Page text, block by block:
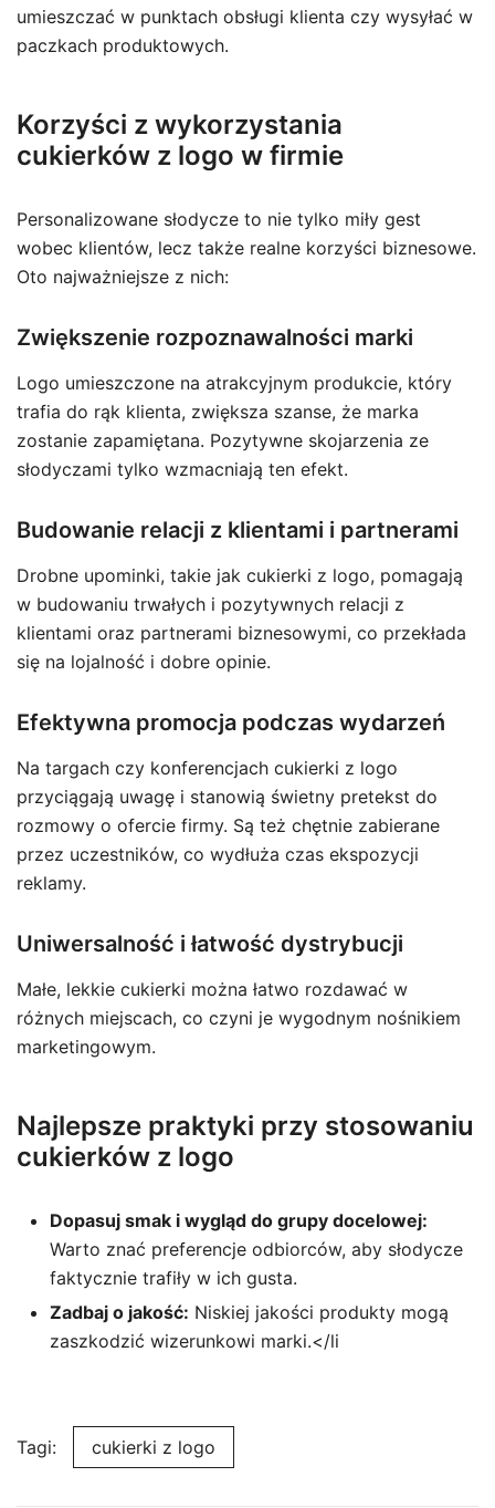
umieszczać w punktach obsługi klienta czy wysyłać w
paczkach produktowych.
Korzyści z wykorzystania
cukierków z logo w firmie
Personalizowane słodycze to nie tylko miły gest
wobec klientów, lecz także realne korzyści biznesowe.
Oto najważniejsze z nich:
Zwiększenie rozpoznawalności marki
Logo umieszczone na atrakcyjnym produkcie, który
trafia do rąk klienta, zwiększa szanse, że marka
zostanie zapamiętana. Pozytywne skojarzenia ze
słodyczami tylko wzmacniają ten efekt.
Budowanie relacji z klientami i partnerami
Drobne upominki, takie jak cukierki z logo, pomagają
w budowaniu trwałych i pozytywnych relacji z
klientami oraz partnerami biznesowymi, co przekłada
się na lojalność i dobre opinie.
Efektywna promocja podczas wydarzeń
Na targach czy konferencjach cukierki z logo
przyciągają uwagę i stanowią świetny pretekst do
rozmowy o ofercie firmy. Są też chętnie zabierane
przez uczestników, co wydłuża czas ekspozycji
reklamy.
Uniwersalność i łatwość dystrybucji
Małe, lekkie cukierki można łatwo rozdawać w
różnych miejscach, co czyni je wygodnym nośnikiem
marketingowym.
Najlepsze praktyki przy stosowaniu
cukierków z logo
Dopasuj smak i wygląd do grupy docelowej:
Warto znać preferencje odbiorców, aby słodycze
faktycznie trafiły w ich gusta.
Zadbaj o jakość: Niskiej jakości produkty mogą
zaszkodzić wizerunkowi marki.</li
Tagi: cukierki z logo